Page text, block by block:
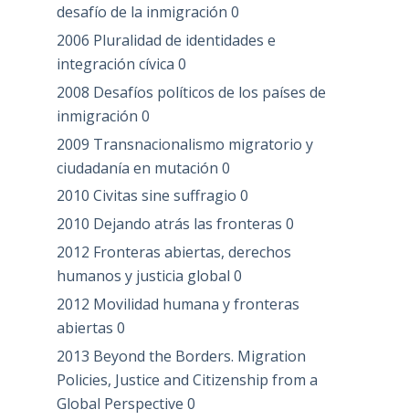
desafío de la inmigración 0
2006 Pluralidad de identidades e
integración cívica 0
2008 Desafíos políticos de los países de
inmigración 0
2009 Transnacionalismo migratorio y
ciudadanía en mutación 0
2010 Civitas sine suffragio 0
2010 Dejando atrás las fronteras 0
2012 Fronteras abiertas, derechos
humanos y justicia global 0
2012 Movilidad humana y fronteras
abiertas 0
2013 Beyond the Borders. Migration
Policies, Justice and Citizenship from a
Global Perspective 0